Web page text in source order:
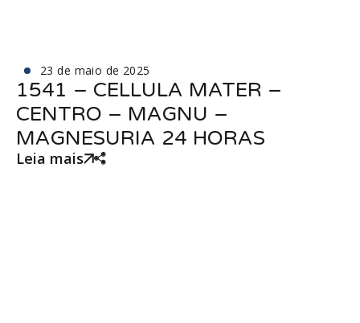
23 de maio de 2025
1541 – CELLULA MATER –
CENTRO – MAGNU –
MAGNESURIA 24 HORAS
Leia mais